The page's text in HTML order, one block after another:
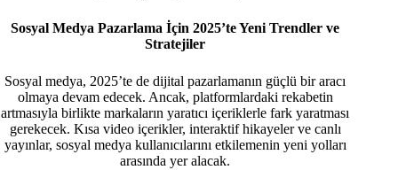
Sosyal Medya Pazarlama İçin 2025’te Yeni Trendler ve
Stratejiler
Sosyal medya, 2025’te de dijital pazarlamanın güçlü bir aracı
olmaya devam edecek. Ancak, platformlardaki rekabetin
artmasıyla birlikte markaların yaratıcı içeriklerle fark yaratması
gerekecek. Kısa video içerikler, interaktif hikayeler ve canlı
yayınlar, sosyal medya kullanıcılarını etkilemenin yeni yolları
arasında yer alacak.